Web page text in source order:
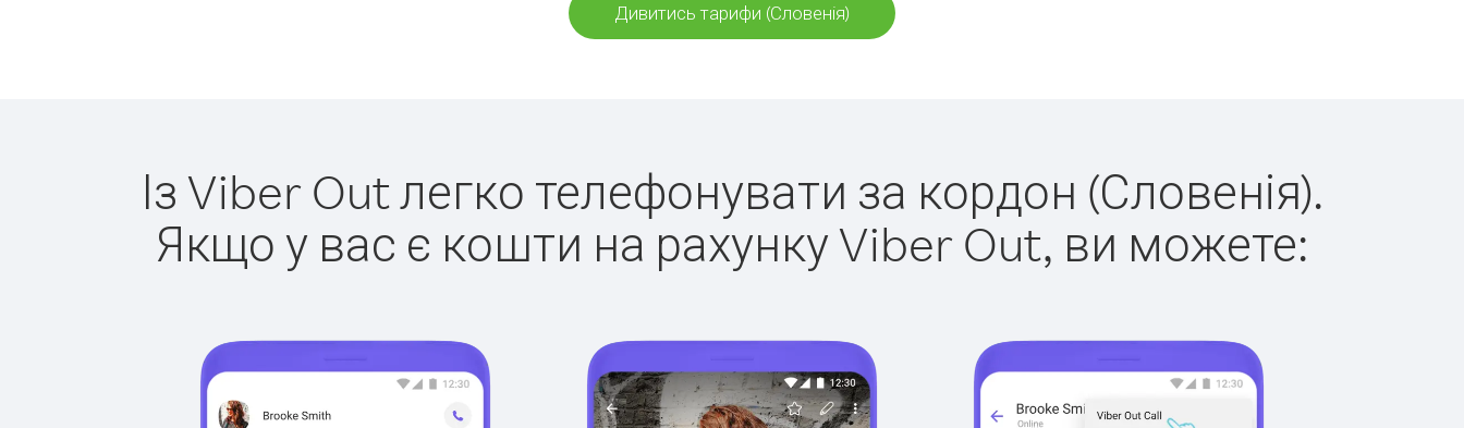
Дивитись тарифи (Словенія)
Із Viber Out легко телефонувати за кордон (Словенія).
Якщо у вас є кошти на рахунку Viber Out, ви можете: